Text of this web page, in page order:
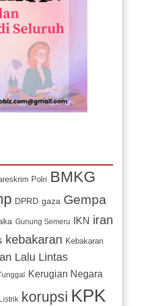
Polri BMKG
DPRD gaza Gempa
Gunung Semeru IKN iran
kebakaran Kebakaran
Lalu Lintas
Kerugian Negara
korupsi KPK